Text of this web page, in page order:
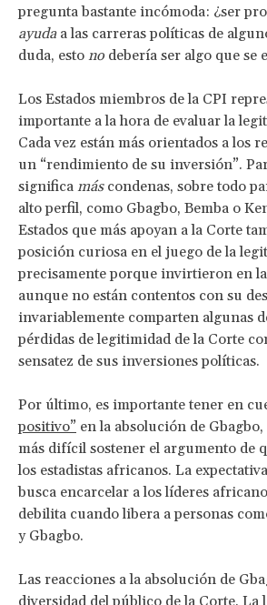
pregunta bastante incómoda: ¿ser
ayudaa las carreras políticas de
duda, esto no debería ser algo que se
Los Estados miembros de la CPI
importante a la hora de evaluar la
Cada vez están más orientados a los
un “rendimiento de su inversión”.
significa máscondenas, sobre todo
alto perfil, como Gbagbo, Bemba o
Estados que más apoyan a la Corte
posición curiosa en el juego de la
precisamente porque invirtieron en
aunque no están contentos con su
invariablemente comparten algunas
pérdidas de legitimidad de la Corte
sensatez de sus inversiones políticas.
Por último, es importante tener en
positivo” en la absolución de Gbagbo,
más difícil sostener el argumento de
los estadistas africanos. La
busca encarcelar a los líderes
debilita cuando libera a personas
y Gbagbo.
Las reacciones a la absolución de
diversidad del público de la Corte. La